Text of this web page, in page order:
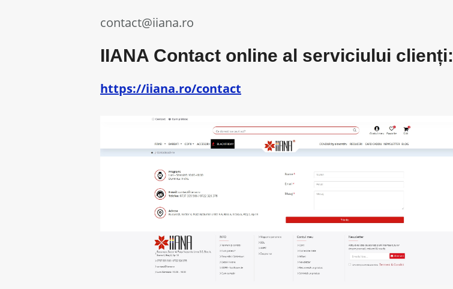
contact@iiana.ro
IIANA Contact online al serviciului clienți:
https://iiana.ro/contact